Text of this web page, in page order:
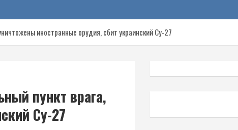
иностранные орудия, сбит украинский Су-27
пункт врага,
Су-27